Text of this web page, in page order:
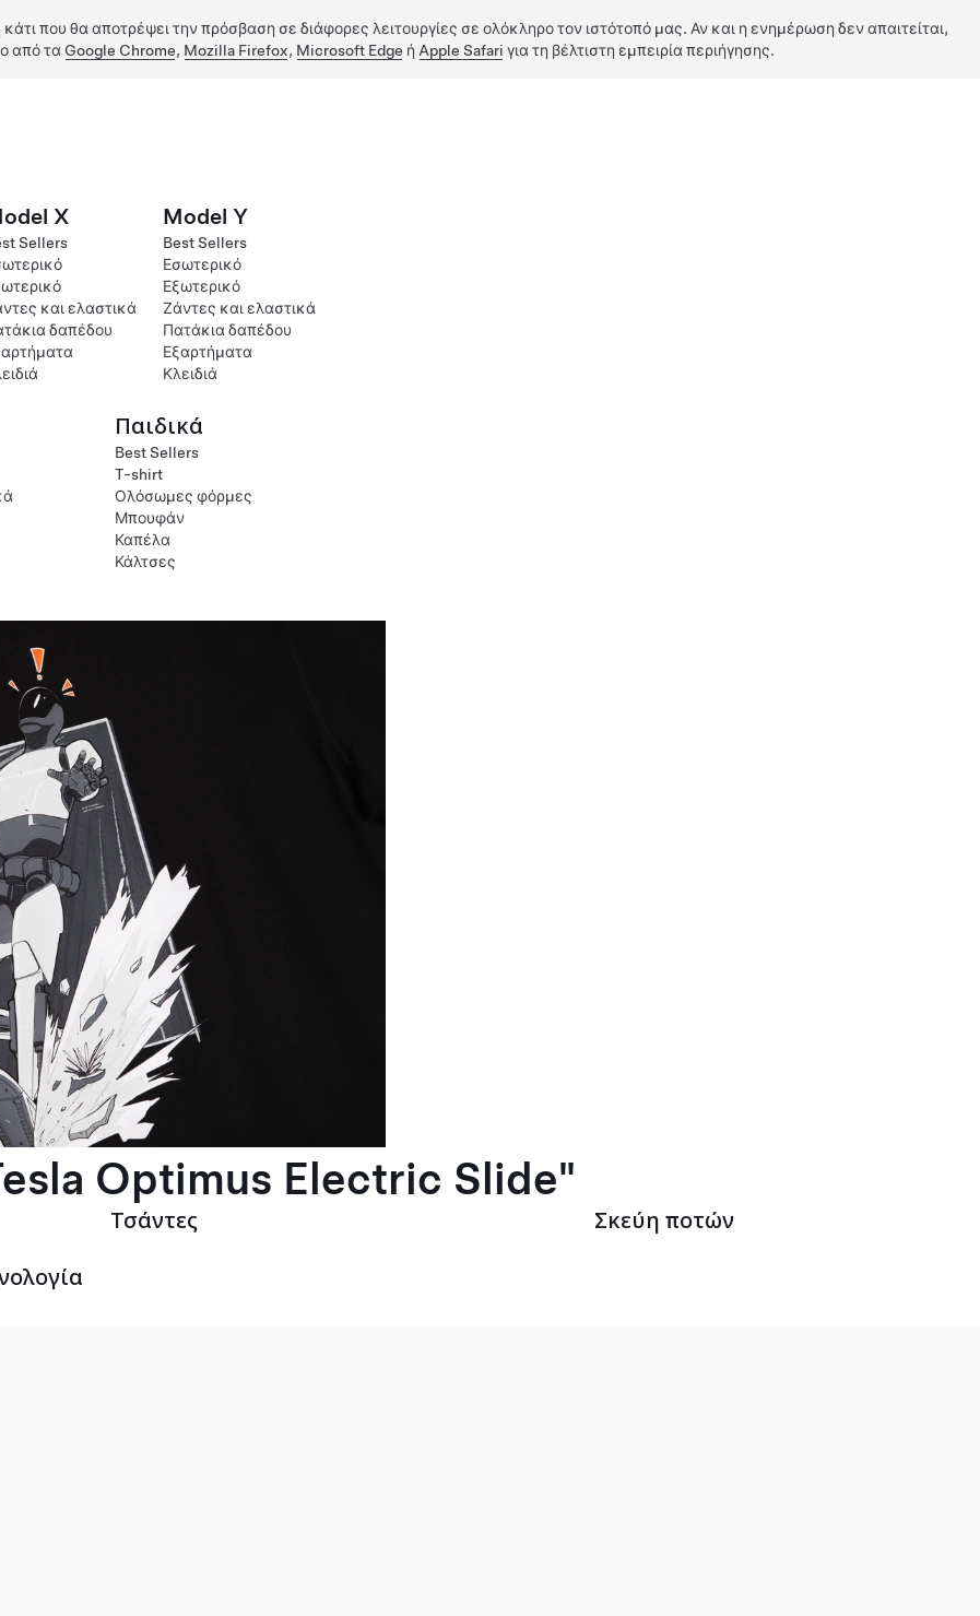
που θα αποτρέψει την πρόσβαση σε διάφορες λειτουργίες σε ολόκληρο τον ιστότοπό μας. Αν και η ενημέρωση δεν απαιτείται,
από τα Google Chrome, Mozilla Firefox, Microsoft Edge ή Apple Safari για τη βέλτιστη εμπειρία περιήγησης.
X
Sellers
και ελαστικά
δαπέδου
Model Y
Best Sellers
Εσωτερικό
Εξωτερικό
Ζάντες και ελαστικά
Πατάκια δαπέδου
Εξαρτήματα
Κλειδιά
Παιδικά
Best Sellers
T-shirt
Ολόσωμες φόρμες
Μπουφάν
Καπέλα
Κάλτσες
Optimus Electric Slide"
Τσάντες Σκεύη ποτών